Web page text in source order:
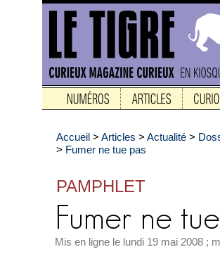
Accueil > Articles > Actualité >
> Fumer ne tue pas
PAMPHLET
Mis en ligne le lundi 19 mai 2008 ;